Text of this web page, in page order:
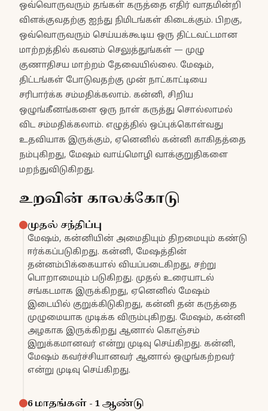
ஒவ்வொருவரும் தங்கள் கருத்தை எதிர் வாதமின்றி
விளக்குவதற்கு ஐந்து நிமிடங்கள் கிடைக்கும். பிறகு,
ஒவ்வொருவரும் செய்யக்கூடிய ஒரு திட்டவட்டமான
மாற்றத்தில் கவனம் செலுத்துங்கள் — முழு
குணாதிசய மாற்றம் தேவையில்லை. மேஷம்,
திட்டங்கள் போடுவதற்கு முன் நாட்காட்டியை
சரிபார்க்க சம்மதிக்கலாம். கன்னி, சிறிய
ஒழுங்கீனங்களை ஒரு நாள் கருத்து சொல்லாமல்
விட சம்மதிக்கலாம். எழுத்தில் ஒப்புக்கொள்வது
உதவியாக இருக்கும், ஏனெனில் கன்னி காகிதத்தை
நம்புகிறது, மேஷம் வாய்மொழி வாக்குறுதிகளை
மறந்துவிடுகிறது.
உறவின் காலக்கோடு
முதல் சந்திப்பு
மேஷம், கன்னியின் அமைதியும் திறமையும் கண்டு
ஈர்க்கப்படுகிறது. கன்னி, மேஷத்தின்
தன்னம்பிக்கையால் வியப்படைகிறது, சற்று
பொறாமையும் படுகிறது. முதல் உரையாடல்
சங்கடமாக இருக்கிறது, ஏனெனில் மேஷம்
இடையில் குறுக்கிடுகிறது, கன்னி தன் கருத்தை
முழுமையாக முடிக்க விரும்புகிறது. மேஷம், கன்னி
அழகாக இருக்கிறது ஆனால் கொஞ்சம்
இறுக்கமானவர் என்று முடிவு செய்கிறது. கன்னி,
மேஷம் கவர்ச்சியானவர் ஆனால் ஒழுங்கற்றவர்
என்று முடிவு செய்கிறது.
6 மாதங்கள் - 1 ஆண்டு